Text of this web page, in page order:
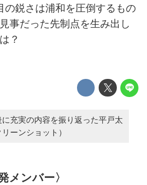
の鋭さは浦和を圧倒するもの
事だった先制点を生み出し
？
に充実の内容を振り返った平戸太
ーンショット）
メンバー〉